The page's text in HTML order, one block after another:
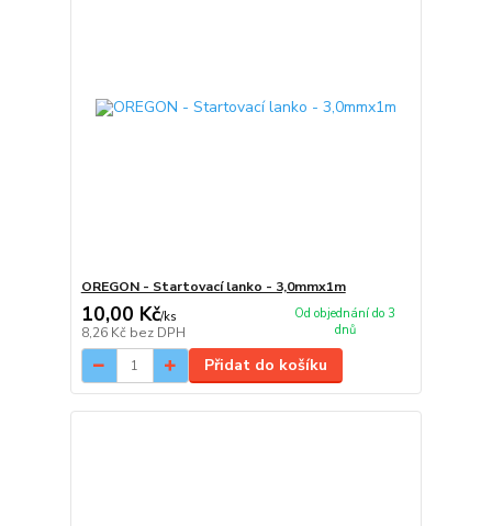
OREGON - Startovací lanko - 3,0mmx1m
10,00 Kč/ks
8,26 Kč bez DPH
Od objednání do 3
dnů
Přidat do košíku